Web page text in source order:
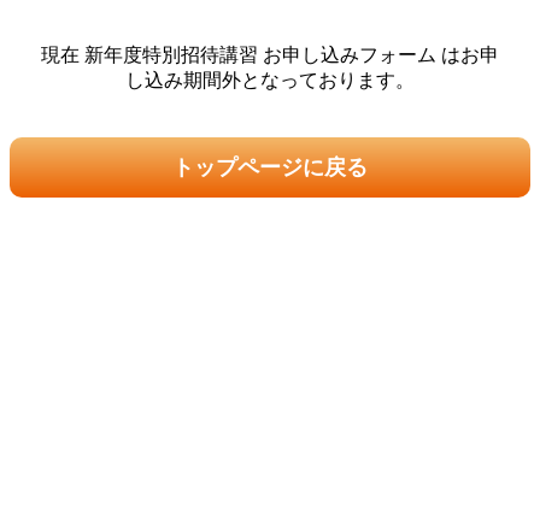
現在 新年度特別招待講習 お申し込みフォーム はお申
し込み期間外となっております。
トップページに戻る